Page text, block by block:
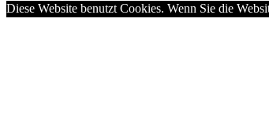
Diese Website benutzt Cookies. Wenn Sie die